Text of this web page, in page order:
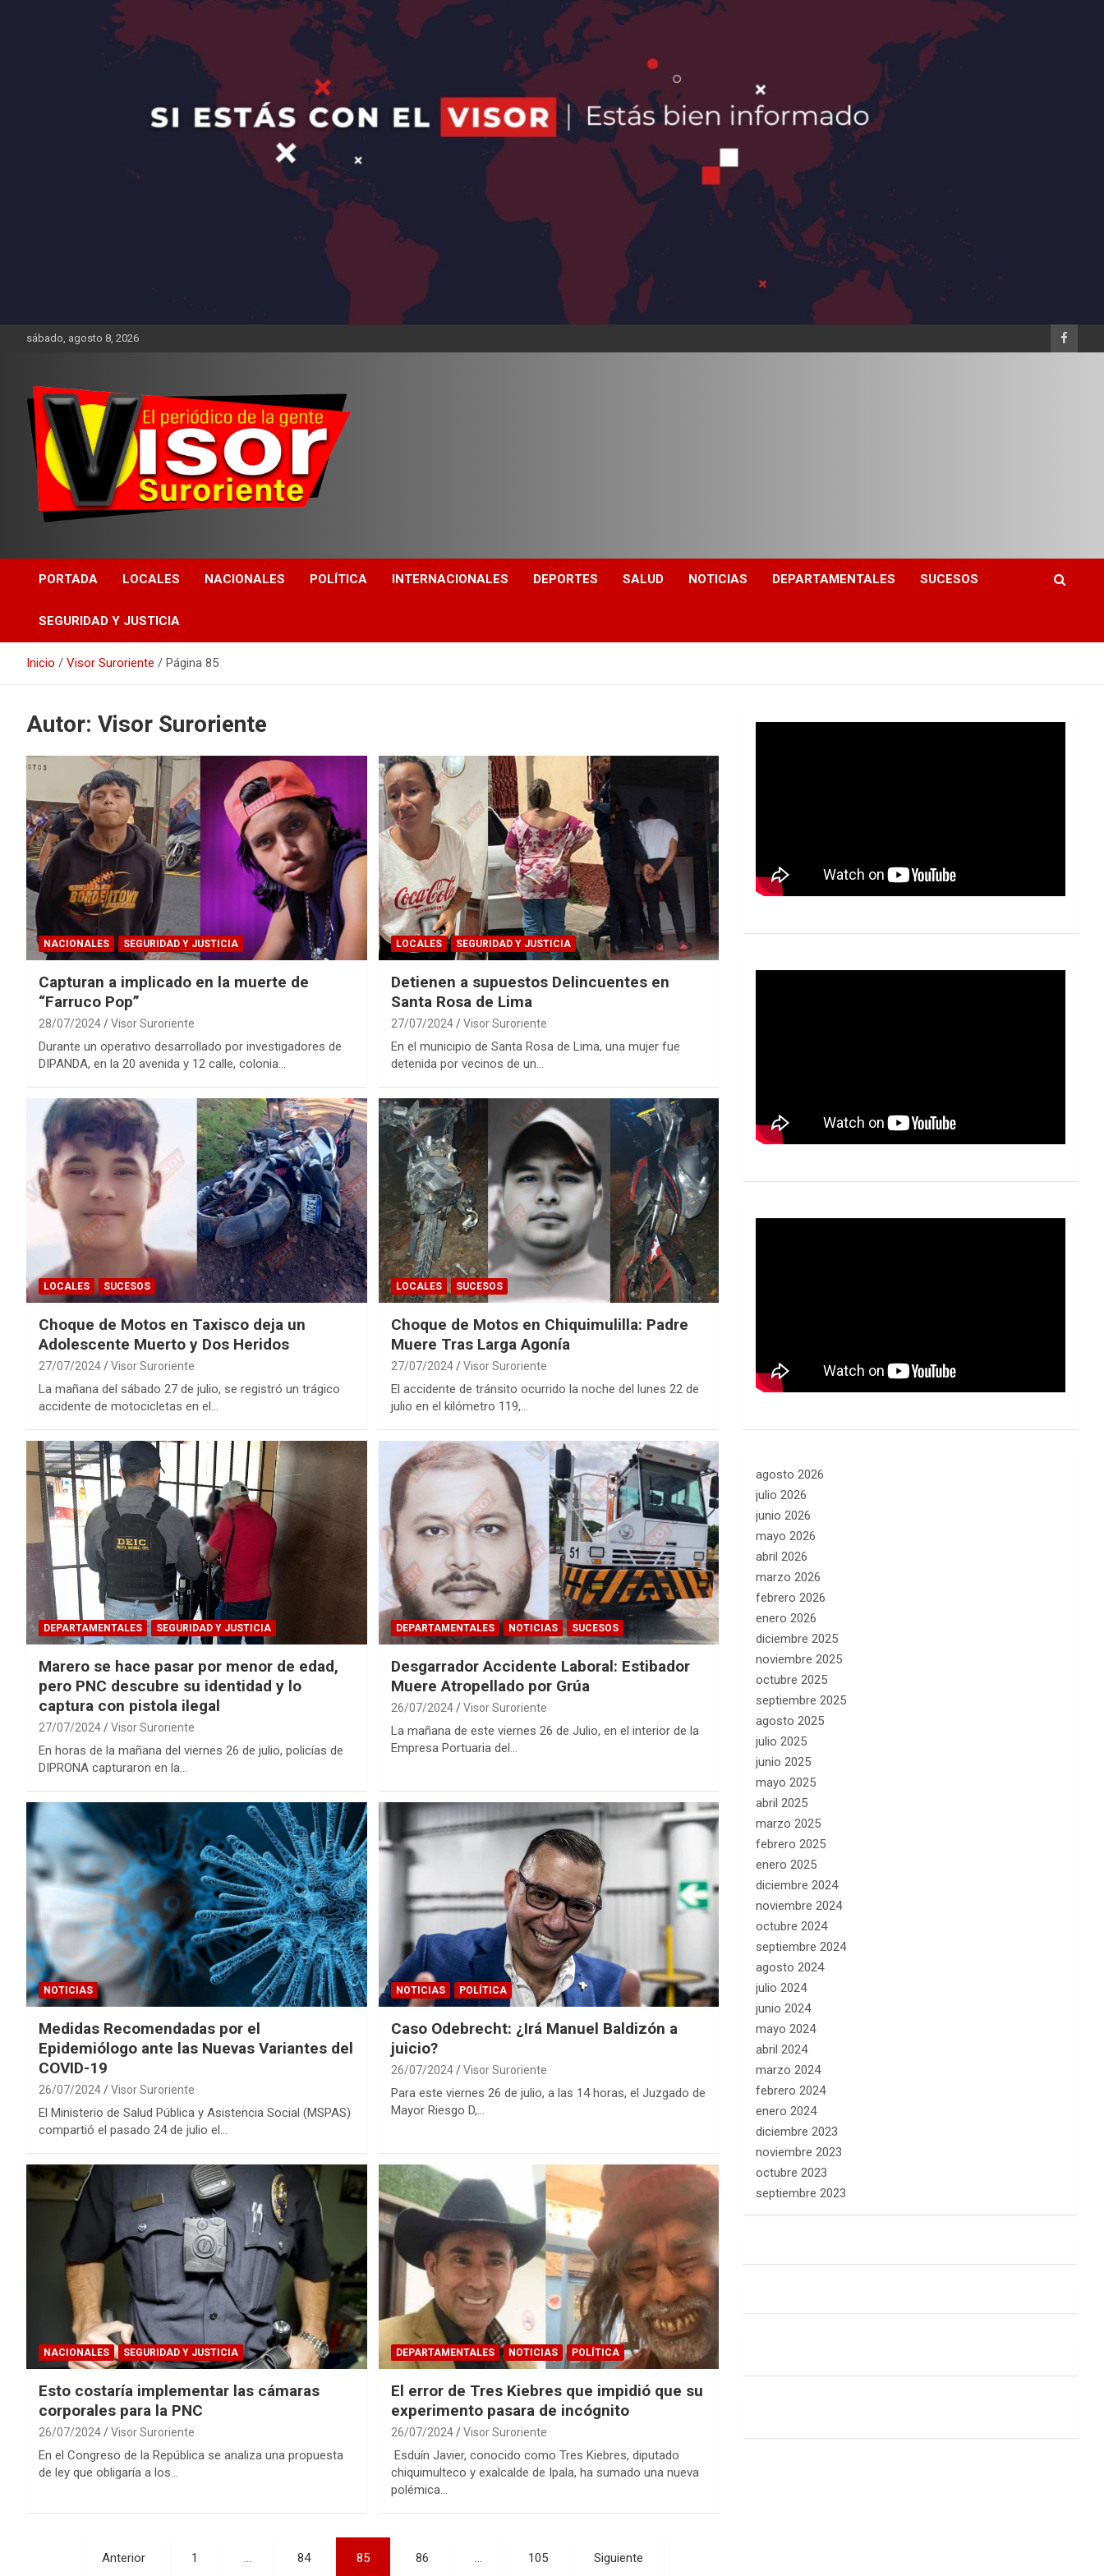
sábado, agosto 8, 2026
PORTADA LOCALES NACIONALES POLÍTICA INTERNACIONALES DEPORTES SALUD NOTICIAS DEPARTAMENTALES SUCESOS
SEGURIDAD Y JUSTICIA
Inicio Visor Suroriente Página 85
Autor: Visor Suroriente
NACIONALES SEGURIDAD Y JUSTICIA
Capturan a implicado en la muerte de
“Farruco Pop”
28/07/2024 Visor Suroriente
Durante un operativo desarrollado por investigadores de
DIPANDA, en la 20 avenida y 12 calle, colonia…
LOCALES SEGURIDAD Y JUSTICIA
Detienen a supuestos Delincuentes en
Santa Rosa de Lima
27/07/2024 Visor Suroriente
En el municipio de Santa Rosa de Lima, una mujer fue
detenida por vecinos de un…
LOCALES SUCESOS
Choque de Motos en Taxisco deja un
Adolescente Muerto y Dos Heridos
27/07/2024 Visor Suroriente
La mañana del sábado 27 de julio, se registró un trágico
accidente de motocicletas en el…
LOCALES SUCESOS
Choque de Motos en Chiquimulilla: Padre
Muere Tras Larga Agonía
27/07/2024 Visor Suroriente
El accidente de tránsito ocurrido la noche del lunes 22 de
julio en el kilómetro 119,…
DEPARTAMENTALES SEGURIDAD Y JUSTICIA
Marero se hace pasar por menor de edad,
pero PNC descubre su identidad y lo
captura con pistola ilegal
27/07/2024 Visor Suroriente
En horas de la mañana del viernes 26 de julio, policías de
DIPRONA capturaron en la…
DEPARTAMENTALES NOTICIAS SUCESOS
Desgarrador Accidente Laboral: Estibador
Muere Atropellado por Grúa
26/07/2024 Visor Suroriente
La mañana de este viernes 26 de Julio, en el interior de la
Empresa Portuaria del…
NOTICIAS
Medidas Recomendadas por el
Epidemiólogo ante las Nuevas Variantes del
COVID-19
26/07/2024 Visor Suroriente
El Ministerio de Salud Pública y Asistencia Social (MSPAS)
compartió el pasado 24 de julio el…
NOTICIAS POLÍTICA
Caso Odebrecht: ¿Irá Manuel Baldizón a
juicio?
26/07/2024 Visor Suroriente
Para este viernes 26 de julio, a las 14 horas, el Juzgado de
Mayor Riesgo D,…
NACIONALES SEGURIDAD Y JUSTICIA
Esto costaría implementar las cámaras
corporales para la PNC
26/07/2024 Visor Suroriente
En el Congreso de la República se analiza una propuesta
de ley que obligaría a los…
DEPARTAMENTALES NOTICIAS POLÍTICA
El error de Tres Kiebres que impidió que su
experimento pasara de incógnito
26/07/2024 Visor Suroriente
Esduín Javier, conocido como Tres Kiebres, diputado
chiquimulteco y exalcalde de Ipala, ha sumado una nueva
polémica…
Paginación
Anterior 1 … 84 85 86 … 105 Siguiente
agosto 2026
julio 2026
junio 2026
mayo 2026
abril 2026
marzo 2026
febrero 2026
enero 2026
diciembre 2025
noviembre 2025
octubre 2025
septiembre 2025
agosto 2025
julio 2025
junio 2025
mayo 2025
abril 2025
marzo 2025
febrero 2025
enero 2025
diciembre 2024
noviembre 2024
octubre 2024
septiembre 2024
agosto 2024
julio 2024
junio 2024
mayo 2024
abril 2024
marzo 2024
febrero 2024
enero 2024
diciembre 2023
noviembre 2023
octubre 2023
septiembre 2023